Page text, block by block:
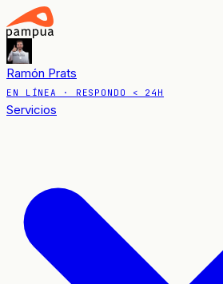
Ramón Prats
EN LÍNEA · RESPONDO < 24H
Servicios